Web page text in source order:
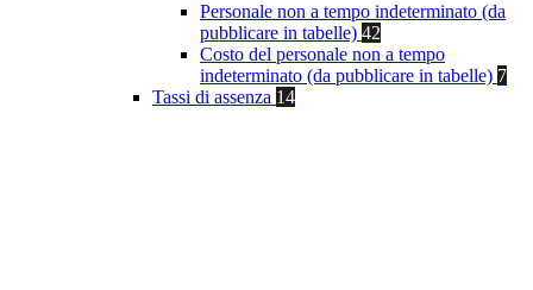
Personale non a tempo indeterminato (da
pubblicare in tabelle) 42
Costo del personale non a tempo
indeterminato (da pubblicare in tabelle) 7
Tassi di assenza 14